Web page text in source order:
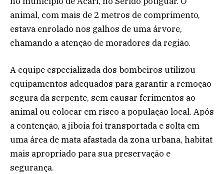
animal, com mais de 2 metros de comprimento,
estava enrolado nos galhos de uma árvore,
chamando a atenção de moradores da região.
A equipe especializada dos bombeiros utilizou
equipamentos adequados para garantir a remoção
segura da serpente, sem causar ferimentos ao
animal ou colocar em risco a população local. Após
a contenção, a jiboia foi transportada e solta em
uma área de mata afastada da zona urbana, habitat
mais apropriado para sua preservação e
segurança.